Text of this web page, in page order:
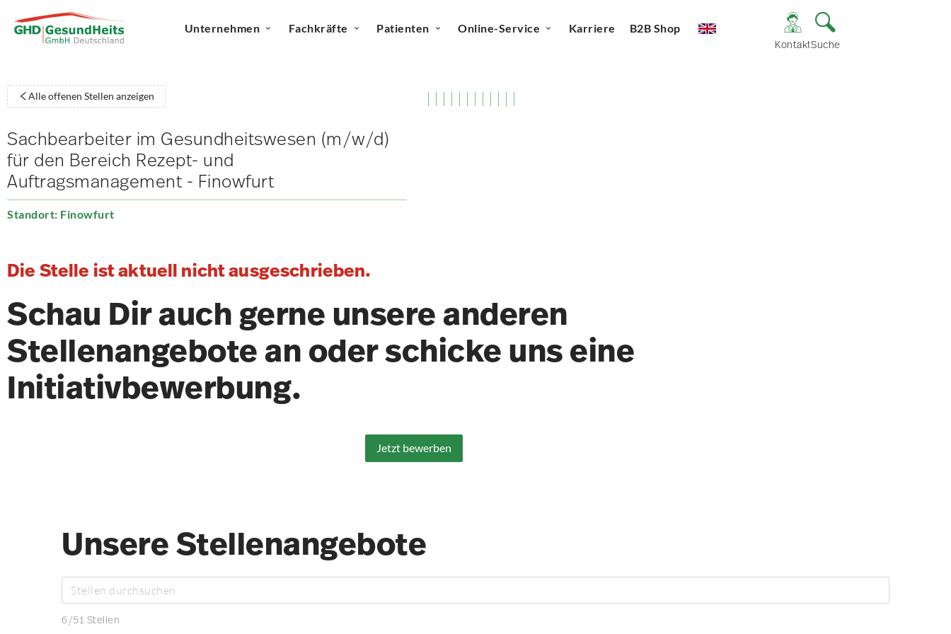
Unternehmen Fachkräfte Patienten Online-Service Karriere B2B Shop
KontaktSuche
Alle offenen Stellen anzeigen
Sachbearbeiter im Gesundheitswesen (m/w/d)
für den Bereich Rezept- und
Auftragsmanagement - Finowfurt
Standort: Finowfurt
Die Stelle ist aktuell nicht ausgeschrieben.
Schau Dir auch gerne unsere anderen
Stellenangebote an oder schicke uns eine
Initiativbewerbung.
Jetzt bewerben
Unsere Stellenangebote
6/51 Stellen